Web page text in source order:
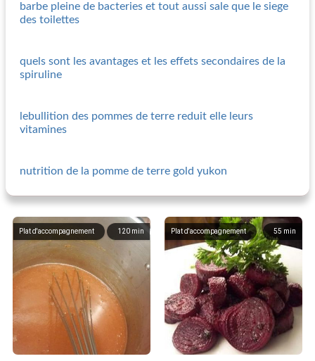
barbe pleine de bacteries et tout aussi sale que le siege
des toilettes
quels sont les avantages et les effets secondaires de la
spiruline
lebullition des pommes de terre reduit elle leurs
vitamines
nutrition de la pomme de terre gold yukon
120 min
Plat d'accompagnement 55 min
Plat d'accompagnement